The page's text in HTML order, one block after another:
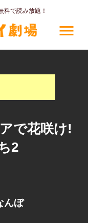
料で読み放題！
menu
で花咲け!
2
んぼ